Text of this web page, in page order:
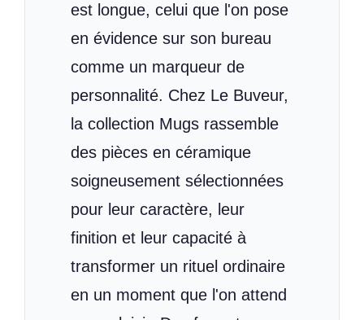
est longue, celui que l'on pose
en évidence sur son bureau
comme un marqueur de
personnalité. Chez Le Buveur,
la collection Mugs rassemble
des pièces en céramique
soigneusement sélectionnées
pour leur caractère, leur
finition et leur capacité à
transformer un rituel ordinaire
en un moment que l'on attend